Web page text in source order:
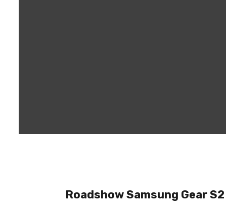
Roadshow Samsung Gear